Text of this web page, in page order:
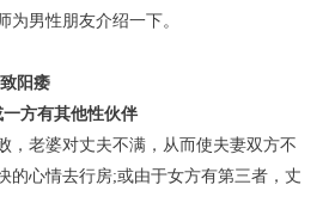
为男性朋友介绍一下。
阳痿
方有其他性伙伴
老婆对丈夫不满，从而使夫妻双方不
的心情去行房;或由于女方有第三者，丈